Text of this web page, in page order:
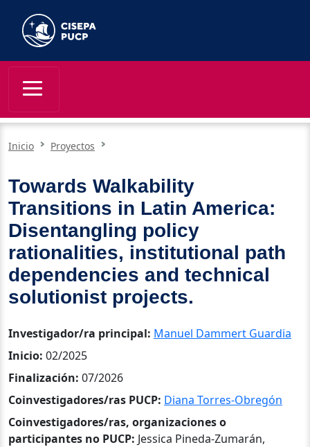
Inicio Proyectos
Towards Walkability
Transitions in Latin America:
Disentangling policy
rationalities, institutional path
dependencies and technical
solutionist projects.
Investigador/ra principal: Manuel Dammert Guardia
Inicio: 02/2025
Finalización: 07/2026
Coinvestigadores/ras PUCP: Diana Torres-Obregón
Coinvestigadores/ras, organizaciones o
participantes no PUCP: Jessica Pineda-Zumarán,